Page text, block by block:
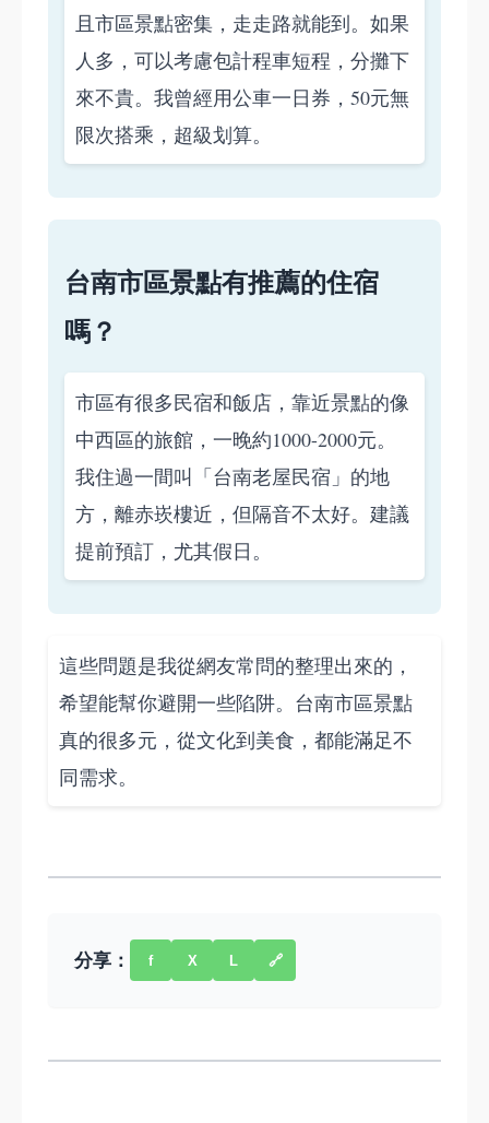
且市區景點密集，走走路就能到。如果
人多，可以考慮包計程車短程，分攤下
來不貴。我曾經用公車一日券，50元無
限次搭乘，超級划算。
台南市區景點有推薦的住宿
嗎？
市區有很多民宿和飯店，靠近景點的像
中西區的旅館，一晚約1000-2000元。
我住過一間叫「台南老屋民宿」的地
方，離赤崁樓近，但隔音不太好。建議
提前預訂，尤其假日。
這些問題是我從網友常問的整理出來的，
希望能幫你避開一些陷阱。台南市區景點
真的很多元，從文化到美食，都能滿足不
同需求。
分享： f X L 🔗